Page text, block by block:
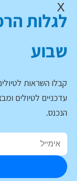
X
לגלות
שבוע
קבלו השראות
עדכניים לטיולים
הנכנס.